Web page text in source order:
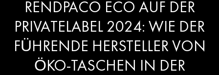
RENDPACO ECO AUF DER
PRIVATELABEL 2024: WIE DER
FÜHRENDE HERSTELLER VON
ÖKO-TASCHEN IN DER